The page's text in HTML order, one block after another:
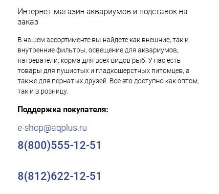
Интернет-магазин аквариумов и подставок на
заказ
В нашем ассортименте вы найдете как внешние, так и
внутренние фильтры, освещение для аквариумов,
нагреватели, корма для всех видов рыб. У нас есть
товары для пушистых и гладкошерстных питомцев, а
также для пернатых друзей. Все это доступно как оптом,
так и в розницу.
Поддержка покупателя:
e-shop@aqplus.ru
8(800)555-12-51
8(812)622-12-51